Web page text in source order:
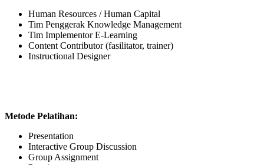
Human Resources / Human Capital
Tim Penggerak Knowledge Management
Tim Implementor E-Learning
Content Contributor (fasilitator, trainer)
Instructional Designer
Metode Pelatihan:
Presentation
Interactive Group Discussion
Group Assignment